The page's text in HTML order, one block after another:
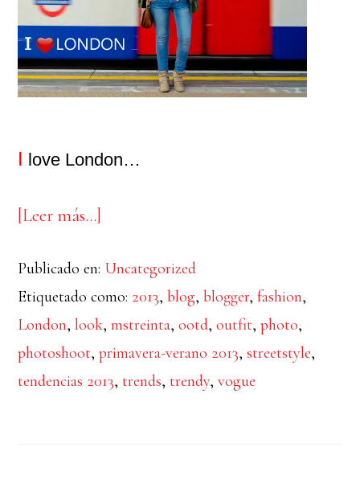
I love London…
[Leer más…]
London
Publicado en: Uncategorized
Etiquetado como: 2013,blog,blogger,fashion,
London,look,mstreinta,ootd,outfit,photo,
photoshoot,primavera-verano 2013,streetstyle,
tendencias 2013, trends, trendy,vogue